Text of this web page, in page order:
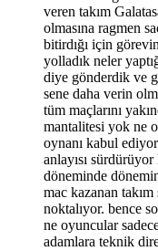
veren takım
olmasına ragmen
bitirdığı için
yolladık neler
diye gönderdik ve
sene daha verin
tüm maçlarını
mantalitesi yok ne
oynanı kabul
anlayısı
döneminde
mac kazanan
noktalıyor. bence
ne oyuncular
adamlara teknik